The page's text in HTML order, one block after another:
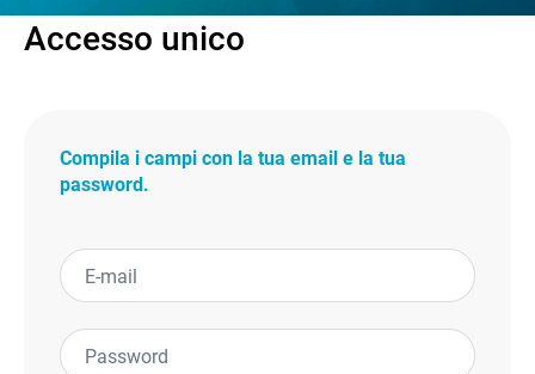
Accesso unico
Compila i campi con la tua email e la tua
password.